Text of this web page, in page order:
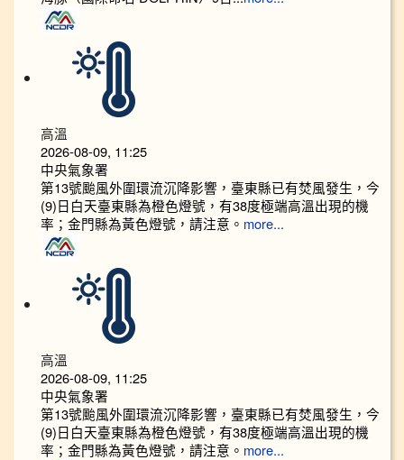
高溫
2026-08-09, 11:25
中央氣象署
第13號颱風外圍環流沉降影響，臺東縣已有焚風發生，今
(9)日白天臺東縣為橙色燈號，有38度極端高溫出現的機
率；金門縣為黃色燈號，請注意。 more...
高溫
2026-08-09, 11:25
中央氣象署
第13號颱風外圍環流沉降影響，臺東縣已有焚風發生，今
(9)日白天臺東縣為橙色燈號，有38度極端高溫出現的機
率；金門縣為黃色燈號，請注意。 more...